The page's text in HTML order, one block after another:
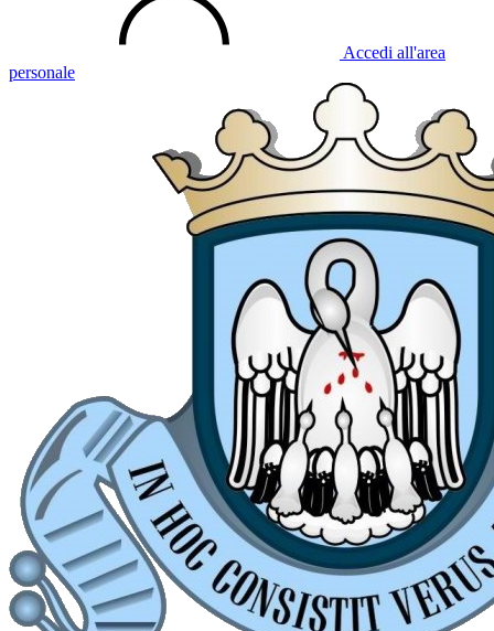
Accedi all'area
personale